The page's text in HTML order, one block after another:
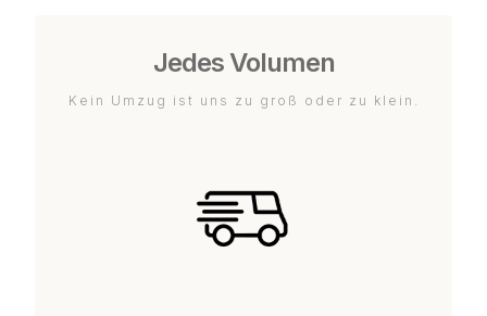
Jedes Volumen
Kein Umzug ist uns zu groß oder zu klein.